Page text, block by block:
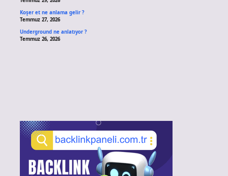
Koşer et ne anlama gelir ?
Temmuz 27, 2026
Underground ne anlatıyor ?
Temmuz 26, 2026